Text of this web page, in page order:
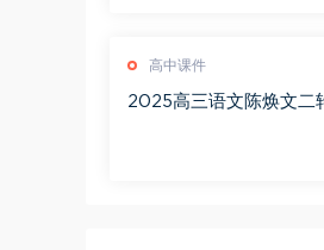
高中课件
2025高三语文陈焕文二